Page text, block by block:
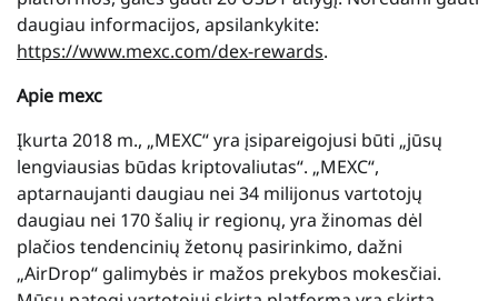
daugiau informacijos, apsilankykite:
https://www.mexc.com/dex-rewards.
Apie mexc
Įkurta 2018 m., „MEXC“ yra įsipareigojusi būti „jūsų
lengviausias būdas kriptovaliutas“. „MEXC“,
aptarnaujanti daugiau nei 34 milijonus vartotojų
daugiau nei 170 šalių ir regionų, yra žinomas dėl
plačios tendencinių žetonų pasirinkimo, dažni
„AirDrop“ galimybės ir mažos prekybos mokesčiai.